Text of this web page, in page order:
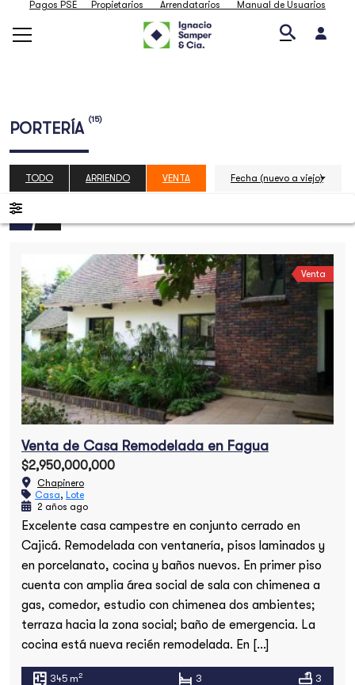
Pagos PSE Propietarios Arrendatarios Manual de Usuarios
PORTERÍA
(15)
TODO ARRIENDO VENTA Fecha (nuevo a viejo)
Venta
Venta de Casa Remodelada en Fagua
$2,950,000,000
Chapinero
Casa, Lote
2 años ago
Excelente casa campestre en conjunto cerrado en
Cajicá. Remodelada con ventanería, pisos laminados y
en porcelanato, cocina y baños nuevos. En primer piso
cuenta con amplia área social de sala con chimenea a
gas, comedor, estudio con chimenea dos ambientes;
terraza hacia la zona social; baño de emergencia. La
cocina está nueva recién remodelada. En […]
345 m2 3 3
Búsqueda